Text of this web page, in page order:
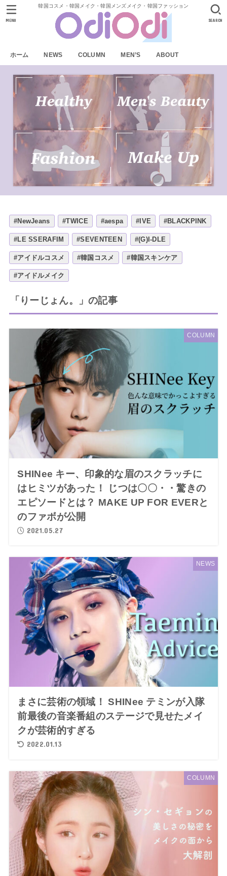
韓国コスメ・韓国メイク・韓国メンズメイク・韓国ファッション
ホーム NEWS COLUMN MEN’S ABOUT
SEARCH
MENU
#NewJeans #TWICE #aespa #IVE #BLACKPINK
#LE SSERAFIM #SEVENTEEN #(G)I-DLE
#アイドルコスメ #韓国コスメ #韓国スキンケア
#アイドルメイク
「りーじょん。」の記事
COLUMN
SHINee キー、印象的な眉のスクラッチに
はヒミツがあった！ じつは〇〇・・驚きの
エピソードとは？ MAKE UP FOR EVERと
のファボが公開
2021.05.27
NEWS
まさに芸術の領域！ SHINee テミンが入隊
前最後の音楽番組のステージで見せたメイ
クが芸術的すぎる
2022.01.13
COLUMN